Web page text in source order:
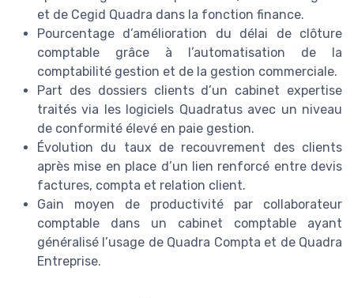
et de Cegid Quadra dans la fonction finance.
Pourcentage d’amélioration du délai de clôture
comptable grâce à l’automatisation de la
comptabilité gestion et de la gestion commerciale.
Part des dossiers clients d’un cabinet expertise
traités via les logiciels Quadratus avec un niveau
de conformité élevé en paie gestion.
Évolution du taux de recouvrement des clients
après mise en place d’un lien renforcé entre devis
factures, compta et relation client.
Gain moyen de productivité par collaborateur
comptable dans un cabinet comptable ayant
généralisé l’usage de Quadra Compta et de Quadra
Entreprise.